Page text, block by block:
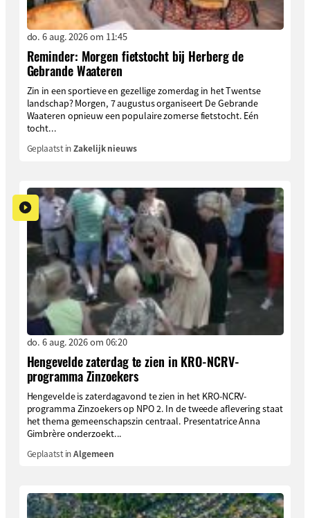
do. 6 aug. 2026 om 11:45
Reminder: Morgen fietstocht bij Herberg de
Gebrande Waateren
Zin in een sportieve en gezellige zomerdag in het Twentse
landschap? Morgen, 7 augustus organiseert De Gebrande
Waateren opnieuw een populaire zomerse fietstocht. Eén
tocht...
Geplaatst inZakelijk nieuws
do. 6 aug. 2026 om 06:20
Hengevelde zaterdag te zien in KRO-NCRV-
programma Zinzoekers
Hengevelde is zaterdagavond te zien in het KRO-NCRV-
programma Zinzoekers op NPO 2. In de tweede aflevering staat
het thema gemeenschapszin centraal. Presentatrice Anna
Gimbrère onderzoekt...
Geplaatst inAlgemeen